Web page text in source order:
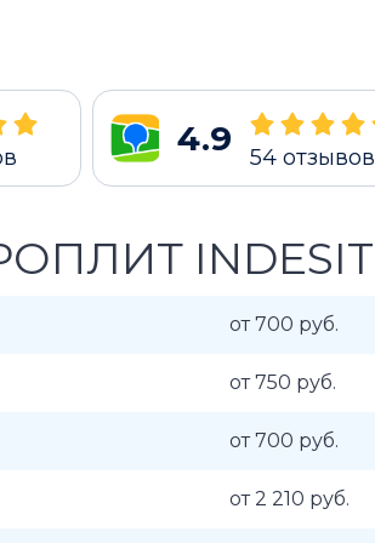
4.9 54отзывов
INDESIT
от 700 руб.
от 750 руб.
от 700 руб.
от 2 210 руб.